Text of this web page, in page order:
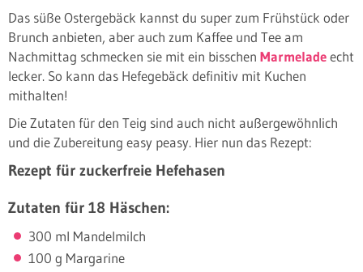
Das süße Ostergebäck kannst du super zum Frühstück oder
Brunch anbieten, aber auch zum Kaffee und Tee am
Nachmittag schmecken sie mit ein bisschen Marmeladeecht
lecker. So kann das Hefegebäck definitiv mit Kuchen
mithalten!
Die Zutaten für den Teig sind auch nicht außergewöhnlich
und die Zubereitung easy peasy. Hier nun das Rezept:
Rezept für zuckerfreie Hefehasen
Zutaten für 18 Häschen:
300 ml Mandelmilch
100 g Margarine